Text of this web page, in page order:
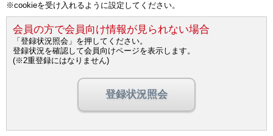
※cookieを受け入れるように設定してください。
会員の方で会員向け情報が見られない場合
「登録状況照会」を押してください。
登録状況を確認して会員向けページを表示します。
(※2重登録にはなりません)
登録状況照会